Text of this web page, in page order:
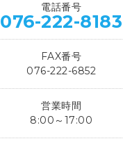
電話番号
076-222-8183
FAX番号
076-222-6852
営業時間
8:00～17:00